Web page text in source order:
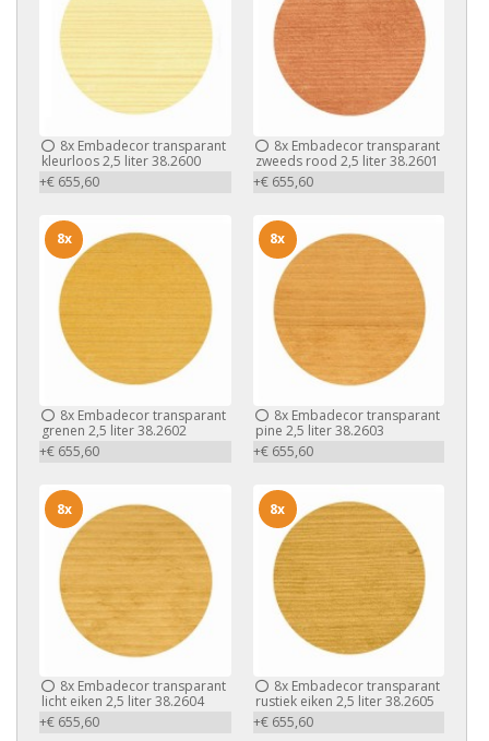
8x Embadecor transparant
kleurloos 2,5 liter 38.2600
+€ 655,60
8xEmbadecor transparant
zweeds rood 2,5 liter 38.2601
+€ 655,60
8x Embadecor transparant
grenen 2,5 liter 38.2602
+€ 655,60
8x
8xEmbadecor transparant
pine 2,5 liter 38.2603
+€ 655,60
8x
8x Embadecor transparant
licht eiken 2,5 liter 38.2604
+€ 655,60
8x
8xEmbadecor transparant
rustiek eiken 2,5 liter 38.2605
+€ 655,60
8x